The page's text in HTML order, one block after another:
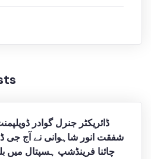
ڈائریکٹر جنرل گوادر
شفقت انور شاہوانی نے آج جی
چائنا فرینڈشپ ہسپتال میں